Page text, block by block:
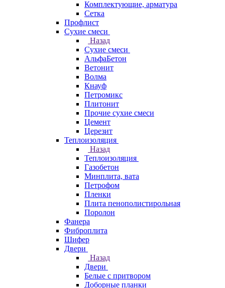
Комплектующие, арматура
Сетка
Профлист
Сухие смеси
Назад
Сухие смеси
АльфаБетон
Ветонит
Волма
Кнауф
Петромикс
Плитонит
Прочие сухие смеси
Цемент
Церезит
Теплоизоляция
Назад
Теплоизоляция
Газобетон
Минплита, вата
Петрофом
Пленки
Плита пенополистирольная
Поролон
Фанера
Фиброплита
Шифер
Двери
Назад
Двери
Белые с притвором
Доборные планки